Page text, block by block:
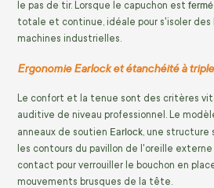
le pas de tir. Lorsque le capuchon est fermé
totale et continue, idéale pour s'isoler des
machines industrielles.
Ergonomie Earlock et étanchéité à
Le confort et la tenue sont des critères
auditive de niveau professionnel. Le
anneaux de soutien Earlock , une
les contours du pavillon de l'oreille
contact pour verrouiller le bouchon en
mouvements brusques de la tête.